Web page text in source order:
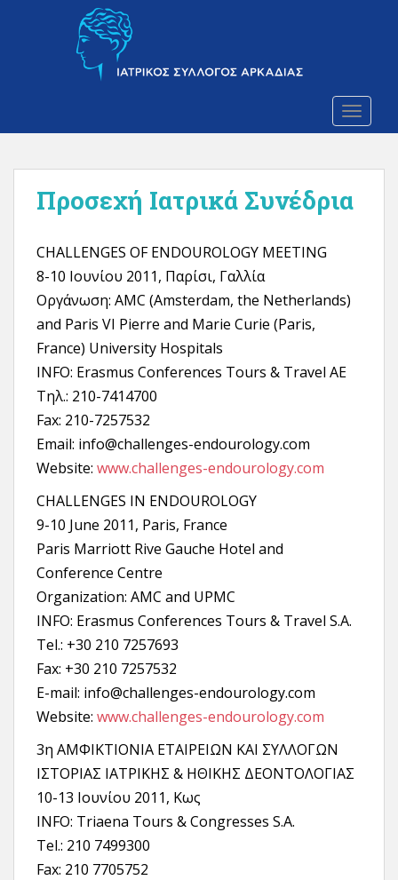
m
Προσεχή Ιατρικά Συνέδρια
CHALLENGES OF ENDOUROLOGY MEETING
8-10 Ιουνίου 2011, Παρίσι, Γαλλία
Οργάνωση: AMC (Amsterdam, the Netherlands)
and Paris VI Pierre and Marie Curie (Paris,
France) University Hospitals
INFO: Erasmus Conferences Tours & Travel AE
Tηλ.: 210-7414700
Fax: 210-7257532
Email: info@challenges-endourology.com
Website: www.challenges-endourology.com
CHALLENGES IN ENDOUROLOGY
9-10 June 2011, Paris, France
Paris Marriott Rive Gauche Hotel and
Conference Centre
Organization: AMC and UPMC
INFO: Erasmus Conferences Tours & Travel S.A.
Tel.: +30 210 7257693
Fax: +30 210 7257532
E-mail: info@challenges-endourology.com
Website: www.challenges-endourology.com
3η ΑΜΦΙΚΤΙΟΝΙΑ ΕΤΑΙΡΕΙΩΝ ΚΑΙ ΣΥΛΛΟΓΩΝ
ΙΣΤΟΡΙΑΣ ΙΑΤΡΙΚΗΣ & ΗΘΙΚΗΣ ΔΕΟΝΤΟΛΟΓΙΑΣ
10-13 Ιουνίου 2011, Κως
INFO: Triaena Tours & Congresses S.A.
Τel.: 210 7499300
Fax: 210 7705752